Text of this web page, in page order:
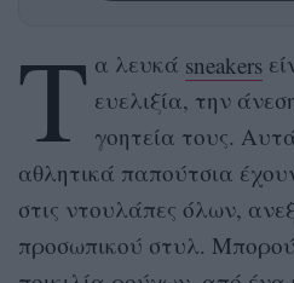
Τ α λευκά sneakers
ευελιξία, την
γοητεία τους.
αθλητικά παπούτσια
στις ντουλάπες όλων,
προσωπικού στυλ.